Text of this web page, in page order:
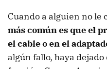
Cuando a alguien no le
más común es que el
el cable o en el
algún fallo, haya